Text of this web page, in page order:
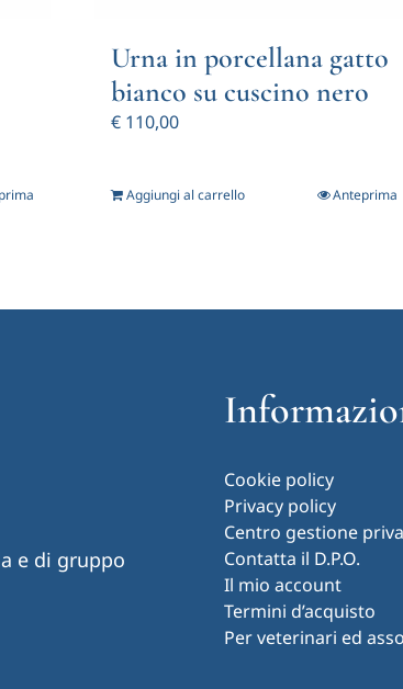
Urna in porcellana gatto
bianco su cuscino nero
€ 110,00
Aggiungi al carrello Anteprima
e di gruppo
Cookie policy
Privacy policy
Centro gestione
Contatta il D.P.O.
Il mio account
Termini d’acquisto
Per veterinari ed